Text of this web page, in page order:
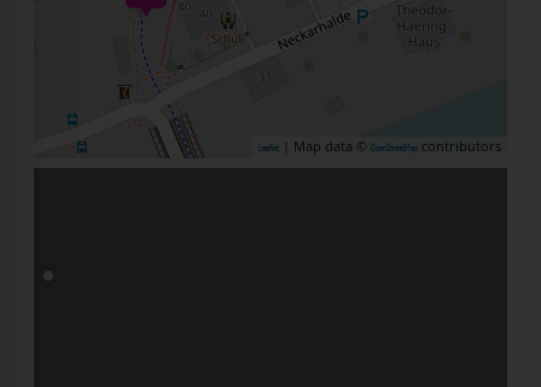
Leaflet | Map data © OpenStreetMap contributors